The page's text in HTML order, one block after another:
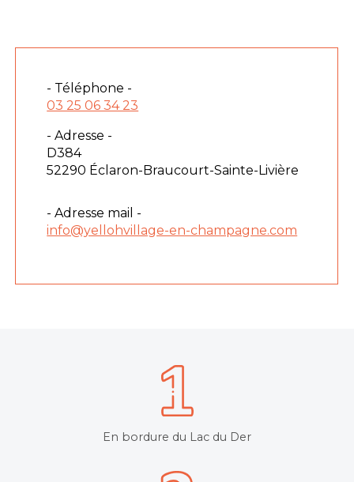
En bordure du Lac du Der
- Téléphone -
03 25 06 34 23
- Adresse -
D384
52290 Éclaron-Braucourt-Sainte-Livière
- Adresse mail -
info@yellohvillage-en-champagne.com